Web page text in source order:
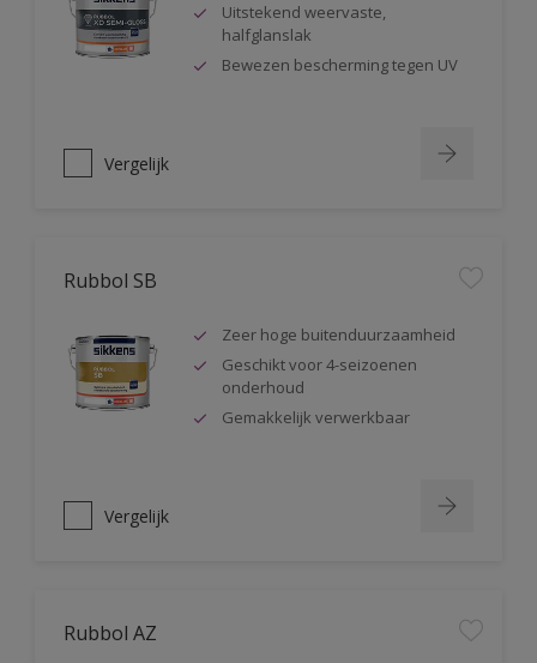
Uitstekend weervaste,
halfglanslak
Bewezen bescherming tegen UV
Vergelijk
Rubbol SB
Zeer hoge buitenduurzaamheid
Geschikt voor 4-seizoenen
onderhoud
Gemakkelijk verwerkbaar
Vergelijk
Rubbol AZ